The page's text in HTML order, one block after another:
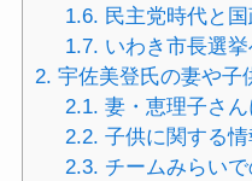
1.6. 民主党時代と
1.7. いわき市長選
2. 宇佐美登氏の妻や子
2.1. 妻・恵理子さ
2.2. 子供に関する
2.3. チームみらい